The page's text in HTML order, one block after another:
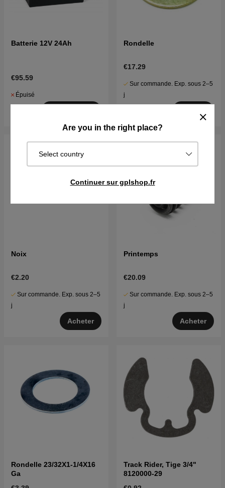
Are you in the right place?
Select country
Continuer sur gplshop.fr
Batterie 12V 24Ah
€95.59
Épuisé
Rondelle
€17.29
Sur commande. Exp. sous 2–5
j
Noix
€2.20
Sur commande. Exp. sous 2–5
j
Acheter
Printemps
€20.09
Sur commande. Exp. sous 2–5
j
Acheter
Rondelle 23/32X1-1/4X16
Ga
Track Rider, Tige 3/4"
8120000-29